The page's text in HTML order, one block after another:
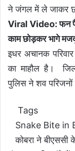
ने जंगल में ले जाकर
Viral Video: फन
काम छोड़कर भागे
इधर अचानक
का माहौल है।
पुलिस ने शव परिजनों
Tags
Snake Bite in
कोबरा ने बीएससी